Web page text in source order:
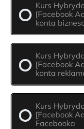
Kurs
[Facebook
konta
Kurs
[Facebook
konta
Kurs
[Facebook
Facebooka